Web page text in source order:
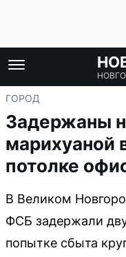
ГОРОД
Задержаны
марихуаной
потолке
В Великом
ФСБ задержали
попытке сбыта